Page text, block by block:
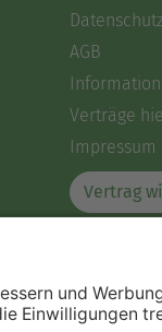
Datenschutz
AGB
Verträge
Impressum
Vertrag